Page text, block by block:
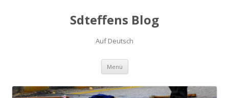
Sdteffens Blog
Auf Deutsch
Menü Zum Inhalt springen